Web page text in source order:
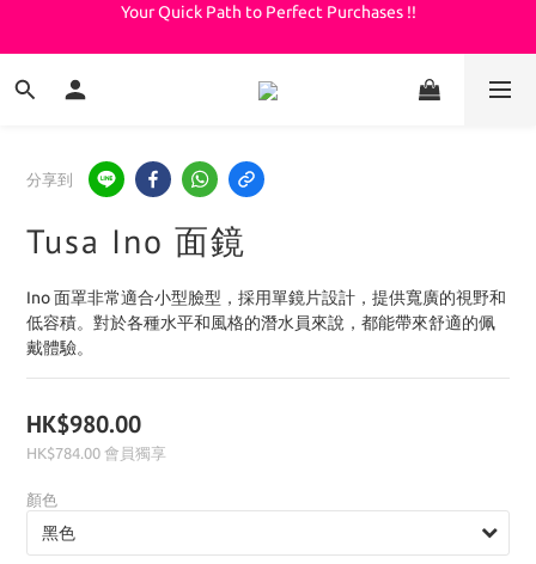
Welcome to KeepDiving.com
Your Quick Path to Perfect Purchases !!
滿 $3000 免運費
分享到
Tusa Ino 面鏡
Ino 面罩非常適合小型臉型，採用單鏡片設計，提供寬廣的視野和
低容積。對於各種水平和風格的潛水員來說，都能帶來舒適的佩
戴體驗。
HK$980.00
HK$784.00 會員獨享
顏色